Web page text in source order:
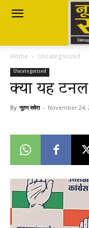
Nutan
Savera
Breaking
Home Uncategorized
Uncategorized
क्या यह टनल
By नूतन सवेरा - November 24,